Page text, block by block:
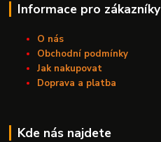
Informace pro zákazníky
O nás
Obchodní podmínky
Jak nakupovat
Doprava a platba
Kde nás najdete